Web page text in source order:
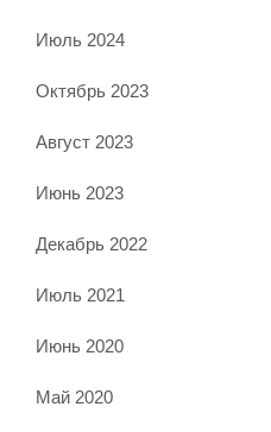
Июль 2024
Октябрь 2023
Август 2023
Июнь 2023
Декабрь 2022
Июль 2021
Июнь 2020
Май 2020